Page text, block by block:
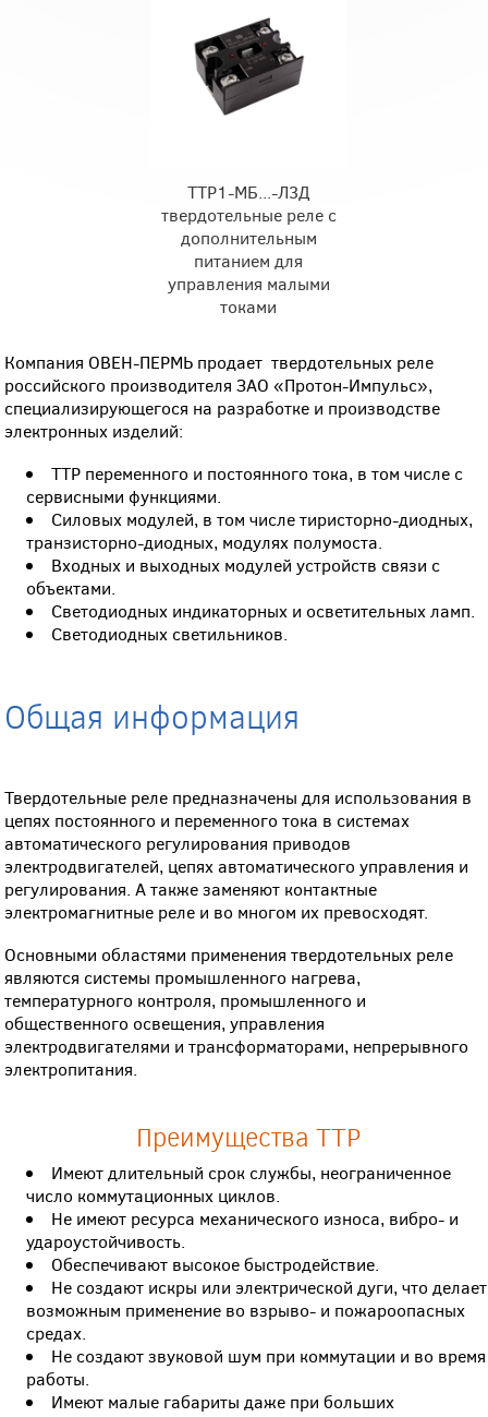
ТТР1-МБ...-Л3Д
твердотельные реле с
дополнительным
питанием для
управления малыми
токами
Компания ОВЕН-ПЕРМЬ продает твердотельных реле
российского производителя ЗАО «Протон-Импульс»,
специализирующегося на разработке и производстве
электронных изделий:
ТТР переменного и постоянного тока, в том числе с
сервисными функциями.
Силовых модулей, в том числе тиристорно-диодных,
транзисторно-диодных, модулях полумоста.
Входных и выходных модулей устройств связи с
объектами.
Светодиодных индикаторных и осветительных ламп.
Светодиодных светильников.
Общая информация
Твердотельные реле предназначены для использования в
цепях постоянного и переменного тока в системах
автоматического регулирования приводов
электродвигателей, цепях автоматического управления и
регулирования. А также заменяют контактные
электромагнитные реле и во многом их превосходят.
Основными областями применения твердотельных реле
являются системы промышленного нагрева,
температурного контроля, промышленного и
общественного освещения, управления
электродвигателями и трансформаторами, непрерывного
электропитания.
Преимущества ТТР
Имеют длительный срок службы, неограниченное
число коммутационных циклов.
Не имеют ресурса механического износа, вибро- и
удароустойчивость.
Обеспечивают высокое быстродействие.
Не создают искры или электрической дуги, что делает
возможным применение во взрыво- и пожароопасных
средах.
Не создают звуковой шум при коммутации и во время
работы.
Имеют малые габариты даже при больших